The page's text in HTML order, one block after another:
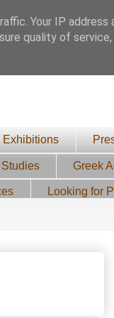
Exhibitions
Studies Greek
Looking for
Your IP address
quality of